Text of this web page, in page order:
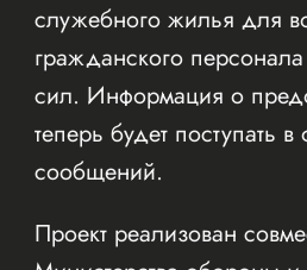
служебного жилья для
гражданского
сил. Информация о
теперь будет поступать в
сообщений.
Проект реализован